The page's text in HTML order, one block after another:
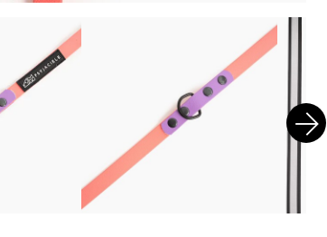
arrow_forward